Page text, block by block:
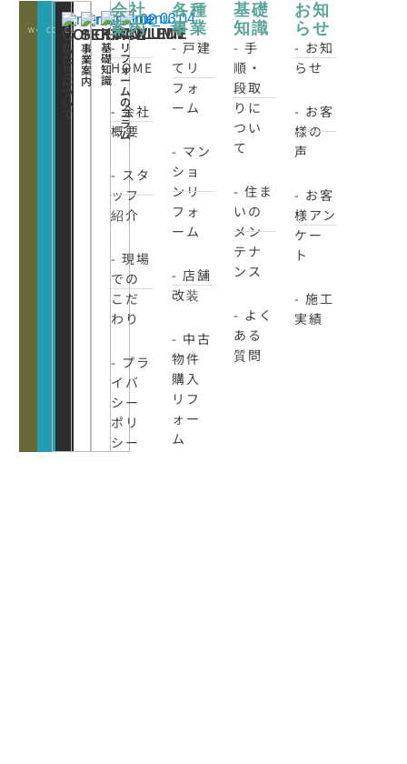
WORKSCONATCT
CLOSE
CONCEPT
私
た
ち
に
つ
い
て
SERVICE
事
業
案
内
KNOWLEDE
基
礎
知
識
COLUMN
リ
フ
ォ
ー
ム
の
コ
ラ
ム
会社
案内
-
HOME
- 会社
概要
- スタ
ッフ
紹介
- 現場
での
こだ
わり
- プラ
イバ
シー
ポリ
シー
各種
事業
- 戸建
てリ
フォ
ーム
- マン
ショ
ンリ
フォ
ーム
- 店舗
改装
- 中古
物件
購入
リフ
ォー
ム
基礎
知識
- 手
順・
段取
りに
つい
て
- 住ま
いの
メン
テナ
ンス
- よく
ある
質問
お知
らせ
- お知
らせ
- お客
様の
声
- お客
様アン
ケー
ト
- 施工
実績